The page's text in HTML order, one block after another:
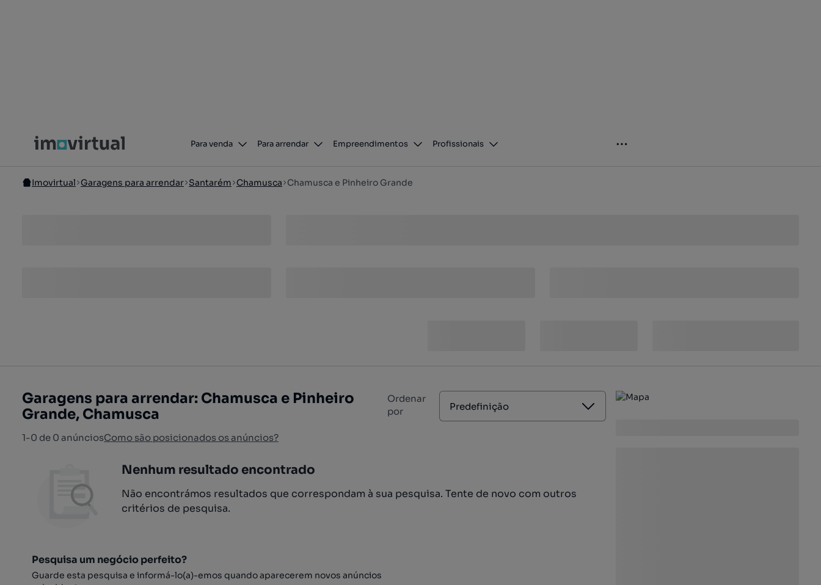
Para venda Para arrendar Empreendimentos Profissionais
Imovirtual Garagens para arrendar Santarém Chamusca Chamusca e Pinheiro Grande
Garagens para arrendar: Chamusca e Pinheiro
Grande, Chamusca
1-0 de 0 anúnciosComo são posicionados os anúncios?
Ordenar
por
Predefinição
Nenhum resultado encontrado
Não encontrámos resultados que correspondam à sua pesquisa. Tente de novo com outros
critérios de pesquisa.
Pesquisa um negócio perfeito?
Guarde esta pesquisa e informá-lo(a)-emos quando aparecerem novos anúncios